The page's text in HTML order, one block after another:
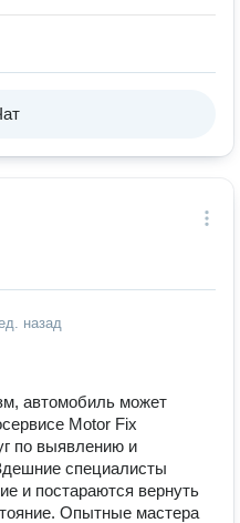
назад
автомобиль может
Motor Fix
по выявлению и
специалисты
и постараются вернуть
Опытные мастера